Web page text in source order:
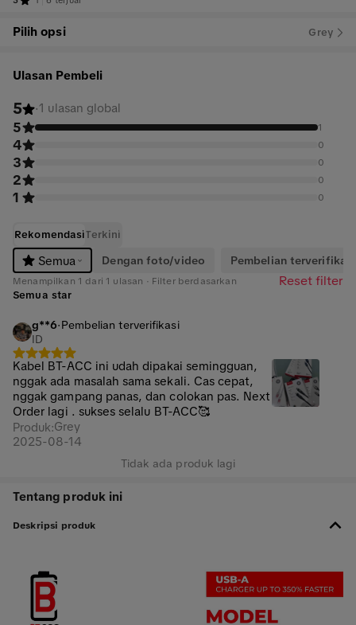
Pilih opsi Grey
Ulasan Pembeli
5 ·1 ulasan global
5 1
4 0
3 0
2 0
1 0
RekomendasiTerkini
Semua
Dengan foto/video Pembelian terverifikasi
Menampilkan 1 dari 1 ulasan · Filter berdasarkan Reset filter
Semua star
g**6·Pembelian terverifikasi
ID
Kabel BT-ACC ini udah dipakai semingguan,
nggak ada masalah sama sekali. Cas cepat,
nggak gampang panas, dan colokan pas. Next
Order lagi . sukses selalu BT-ACC🥰
Produk:Grey
2025-08-14
Tidak ada produk lagi
Tentang produk ini
Deskripsi produk